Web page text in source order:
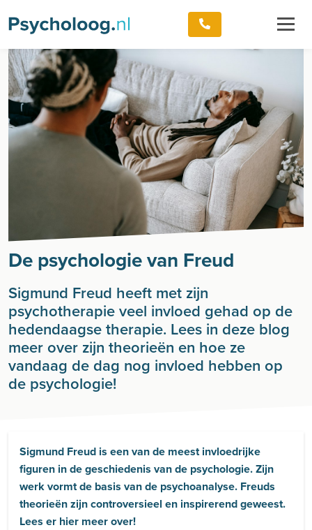
De psychologie van Freud
Sigmund Freud heeft met zijn
psychotherapie veel invloed gehad op de
hedendaagse therapie. Lees in deze blog
meer over zijn theorieën en hoe ze
vandaag de dag nog invloed hebben op
de psychologie!
Sigmund Freud is een van de meest invloedrijke
figuren in de geschiedenis van de psychologie. Zijn
werk vormt de basis van de psychoanalyse. Freuds
theorieën zijn controversieel en inspirerend geweest.
Lees er hier meer over!